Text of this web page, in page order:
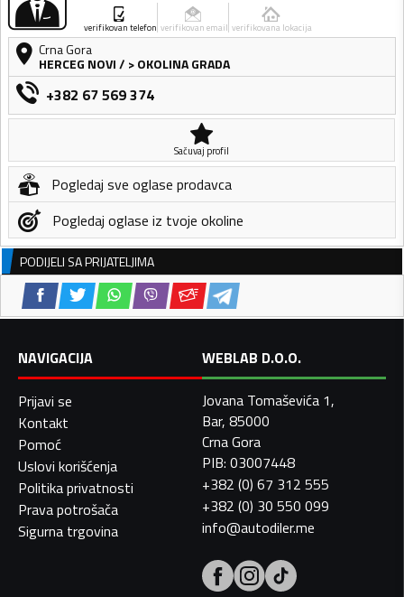
verifikovan telefon verifikovan email verifikovana lokacija
Crna Gora
HERCEG NOVI/ > OKOLINA GRADA
+382 67 569 374
Sačuvaj profil
Pogledaj sve oglase prodavca
Pogledaj oglase iz tvoje okoline
PODIJELI SA PRIJATELJIMA
NAVIGACIJA
Prijavi se
Kontakt
Pomoć
Uslovi korišćenja
Politika privatnosti
Prava potrošača
Sigurna trgovina
WEBLAB D.O.O.
Jovana Tomaševića 1,
Bar, 85000
Crna Gora
PIB: 03007448
+382 (0) 67 312 555
+382 (0) 30 550 099
info@autodiler.me